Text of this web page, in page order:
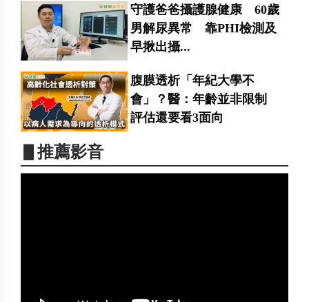
守護爸爸攝護腺健康 60歲
男解尿異常 靠PHI檢測及
早揪出攝...
腹膜透析「年紀大學不
會」？醫：年齡並非限制
評估還要看3面向
▋推薦影音